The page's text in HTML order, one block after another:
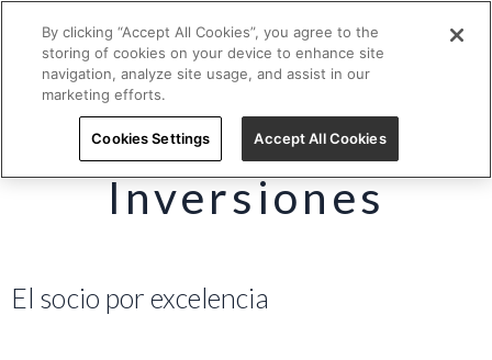
ES
Inversiones
El socio por excelencia
By clicking “Accept All Cookies”, you agree to the
storing of cookies on your device to enhance site
navigation, analyze site usage, and assist in our
marketing efforts.
Cookies Settings Accept All Cookies